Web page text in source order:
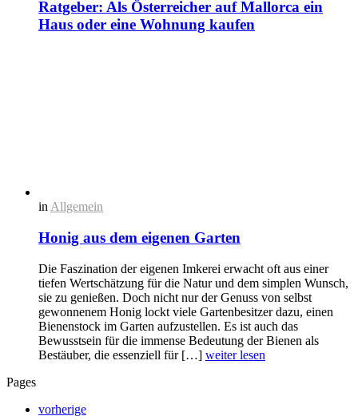
Ratgeber: Als Österreicher auf Mallorca ein
Haus oder eine Wohnung kaufen
in Allgemein
Honig aus dem eigenen Garten
Die Faszination der eigenen Imkerei erwacht oft aus einer
tiefen Wertschätzung für die Natur und dem simplen Wunsch,
sie zu genießen. Doch nicht nur der Genuss von selbst
gewonnenem Honig lockt viele Gartenbesitzer dazu, einen
Bienenstock im Garten aufzustellen. Es ist auch das
Bewusstsein für die immense Bedeutung der Bienen als
Bestäuber, die essenziell für […] weiter lesen
Pages
vorherige